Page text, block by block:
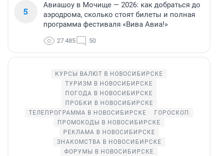
5
Авиашоу в Мочище — 2026: как добраться до
аэродрома, сколько стоят билеты и полная
программа фестиваля «Вива Авиа!»
27 485 50
КУРСЫ ВАЛЮТ В НОВОСИБИРСКЕ
ТУРИЗМ В НОВОСИБИРСКЕ
ПОГОДА В НОВОСИБИРСКЕ
ПРОБКИ В НОВОСИБИРСКЕ
ТЕЛЕПРОГРАММА В НОВОСИБИРСКЕ
ГОРОСКОП
ПРОМОКОДЫ В НОВОСИБИРСКЕ
РЕКЛАМА В НОВОСИБИРСКЕ
ЗНАКОМСТВА В НОВОСИБИРСКЕ
ФОРУМЫ В НОВОСИБИРСКЕ